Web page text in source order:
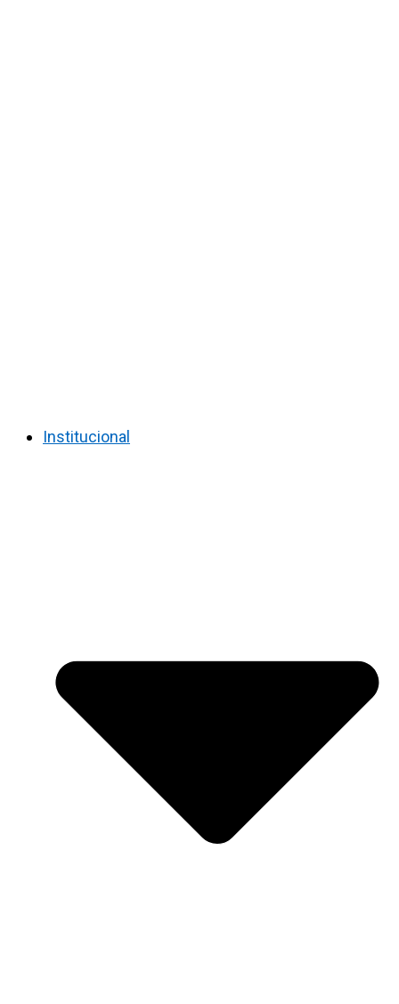
Institucional